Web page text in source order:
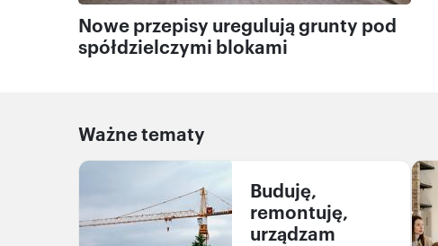
Nowe przepisy uregulują grunty pod
spółdzielczymi blokami
Ważne tematy
Buduję,
remontuję,
urządzam